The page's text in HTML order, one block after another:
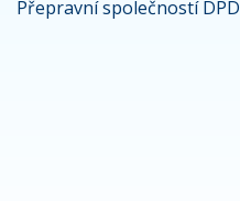
Přepravní společností DPD